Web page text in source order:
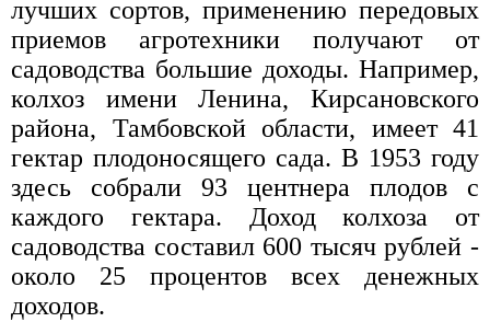
лучших сортов, применению передовых
приемов агротехники получают от
садоводства большие доходы. Например,
колхоз имени Ленина, Кирсановского
района, Тамбовской области, имеет 41
гектар плодоносящего сада. В 1953 году
здесь собрали 93 центнера плодов с
каждого гектара. Доход колхоза от
садоводства составил 600 тысяч рублей -
около 25 процентов всех денежных
доходов.